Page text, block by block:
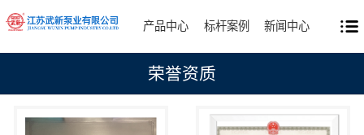
产品中心 标杆案例 新闻中心
荣誉资质